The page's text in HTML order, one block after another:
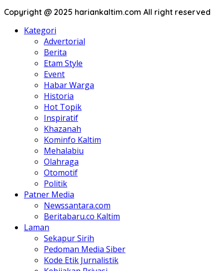
Copyright @ 2025 hariankaltim.com All right reserved
Kategori
Advertorial
Berita
Etam Style
Event
Habar Warga
Historia
Hot Topik
Inspiratif
Khazanah
Kominfo Kaltim
Mehalabiu
Olahraga
Otomotif
Politik
Patner Media
Newssantara.com
Beritabaru.co Kaltim
Laman
Sekapur Sirih
Pedoman Media Siber
Kode Etik Jurnalistik